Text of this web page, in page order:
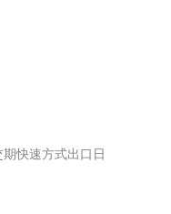
快速方式出口日